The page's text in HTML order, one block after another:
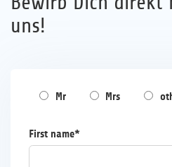
uns!
Mr Mrs
First name*